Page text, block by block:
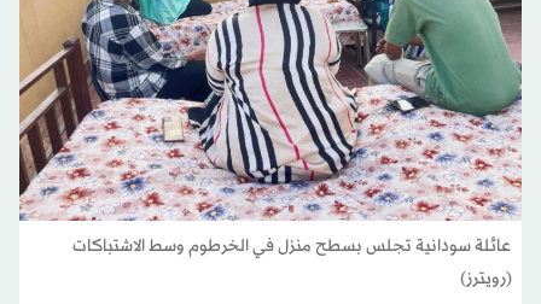
عائلة سودانية تجلس بسطح منزل في الخرطوم وسط الاشتباكات
(رويترز)